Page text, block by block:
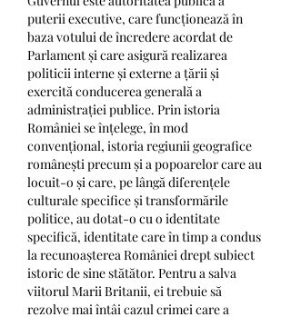
puterii executive, care funcționează în
baza votului de încredere acordat de
Parlament și care asigură realizarea
politicii interne și externe a țării și
exercită conducerea generală a
administrației publice. Prin istoria
României se înțelege, în mod
convențional, istoria regiunii geografice
românești precum și a popoarelor care au
locuit-o și care, pe lângă diferențele
culturale specifice și transformările
politice, au dotat-o cu o identitate
specifică, identitate care în timp a condus
la recunoașterea României drept subiect
istoric de sine stătător. Pentru a salva
viitorul Marii Britanii, ei trebuie să
rezolve mai întâi cazul crimei care a